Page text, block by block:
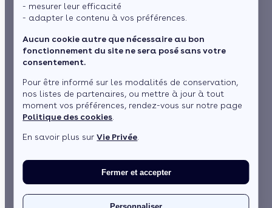
- mesurer leur efficacité
- adapter le contenu à vos préférences.
Aucun cookie autre que nécessaire au bon
fonctionnement du site ne sera posé sans votre
consentement.
Pour être informé sur les modalités de conservation,
nos listes de partenaires, ou mettre à jour à tout
moment vos préférences, rendez-vous sur notre page
Politique des cookies
En savoir plus surVie Privée
Fermer et accepter
Personnaliser
Equipement d'eau chaude
éligible à MaPrimeRenov'
MaPrimeRénov’ pour les logements